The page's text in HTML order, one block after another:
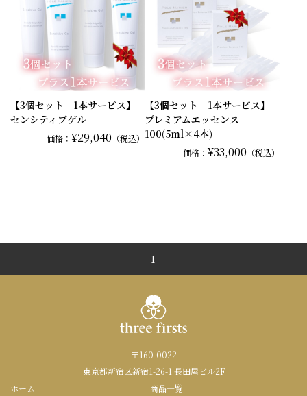
【3個セット 1本サービス】
センシティブゲル
価格：¥29,040 （税込）
【3個セット 1本サービス】
プレミアムエッセンス
100(5ml×4本)
価格： ¥33,000 （税込）
1
〒160-0022
東京都新宿区新宿1-26-1 長田屋ビル2F
ホーム
商品一覧